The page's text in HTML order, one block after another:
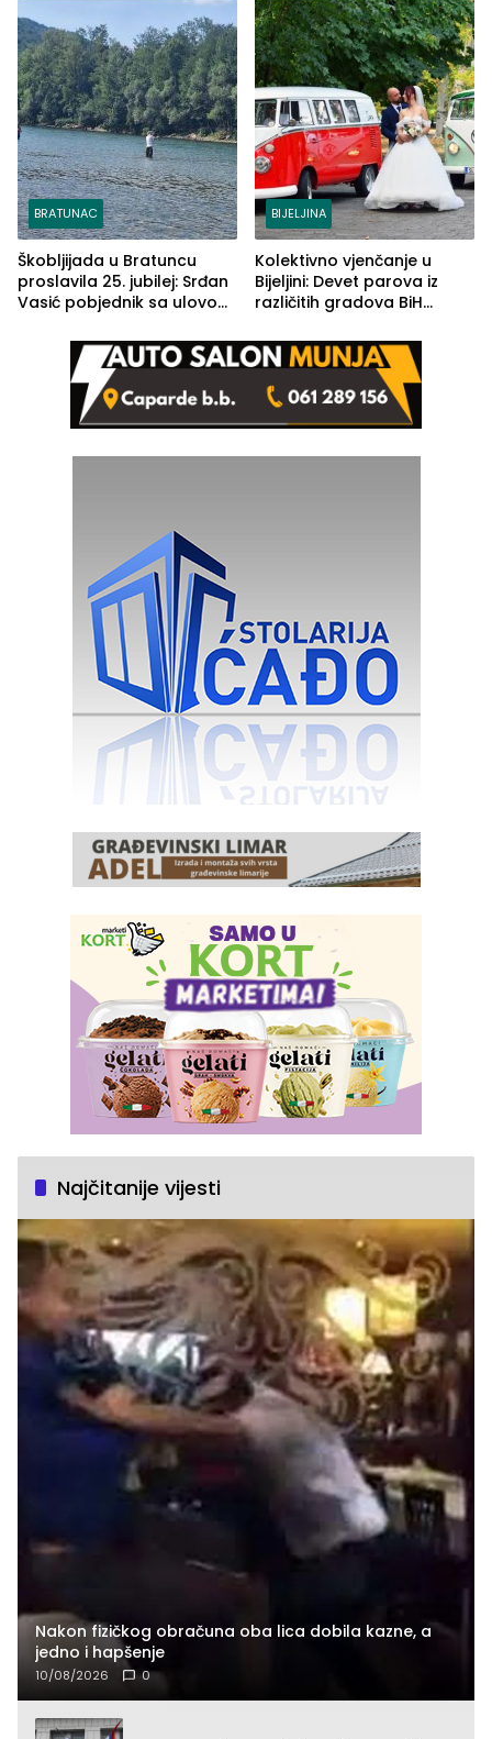
BRATUNAC
Škobljijada u Bratuncu
proslavila 25. jubilej: Srđan
Vasić pobjednik sa ulovom
BIJELJINA
Kolektivno vjenčanje u
Bijeljini: Devet parova iz
različitih gradova BiH
Najčitanije vijesti
Nakon fizičkog obračuna oba lica dobila kazne, a
jedno i hapšenje
10/08/2026 0